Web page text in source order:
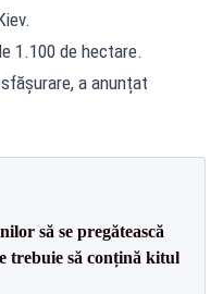
1.100 de hectare.
a anunțat
să se pregătească
trebuie să conțină kitul